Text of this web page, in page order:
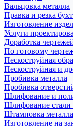
Вальцовка металла
Правка и резка
Изготовление
Услуги
Доработка
По готовому
Пескоструйная
Пескоструйная и
Пробивка металла
Пробивка
Шлифование и
Шлифование стали
Штамповка металла
Изготовление на